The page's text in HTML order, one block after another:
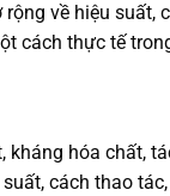
về hiệu suất,
cách thực tế
hóa chất,
cách thao